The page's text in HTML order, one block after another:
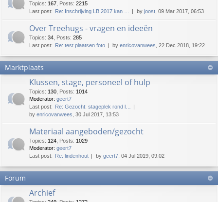
Topics: 167 Posts: 2215
Last post: Re: Inschrijving LB 2017 kan … by joost , 09 Mar 2017, 06:53
Over Treehugs - vragen en ideeën
Topics: 34 Posts: 285
Last post: Re: test plaatsen foto by enricovanwees , 22 Dec 2018, 19:22
Marktplaats
Klussen, stage, personeel of hulp
Topics: 130 Posts: 1014
Moderator: geert7
Last post: Re: Gezocht: stageplek rond l…
by enricovanwees , 30 Jul 2017, 13:53
Materiaal aangeboden/gezocht
Topics: 124 Posts: 1029
Moderator: geert7
Last post: Re: lindenhout by geert7 , 04 Jul 2019, 09:02
Forum
Archief